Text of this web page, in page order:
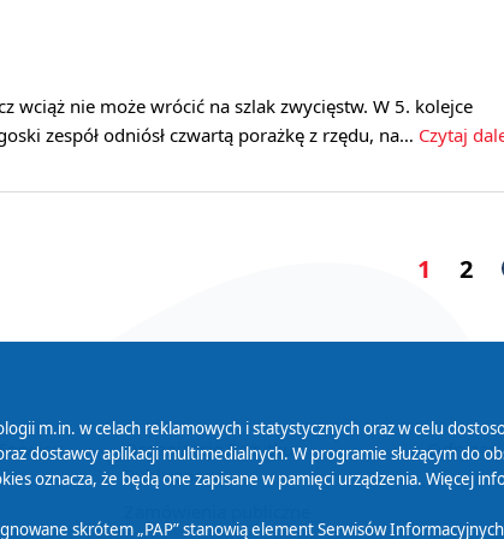
wciąż nie może wrócić na szlak zwycięstw. W 5. kolejce
zespół odniósł czwartą porażkę z rzędu, na… Czytaj
1 2
Organizacje Pożytku
Publicznego
m.in. w celach reklamowych i statystycznych oraz w celu
dostawcy aplikacji multimedialnych. W programie służącym do
oznacza, że będą one zapisane w pamięci urządzenia. Więcej
skrótem „PAP” stanowią element Serwisów